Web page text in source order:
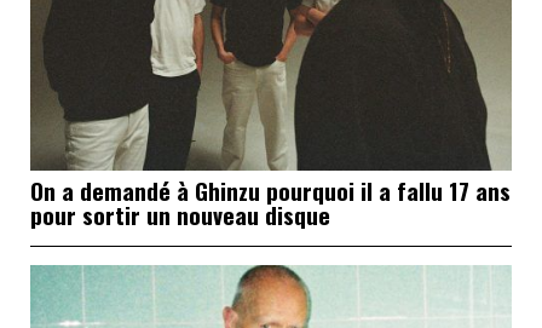
On a demandé à Ghinzu pourquoi il a fallu 17 ans
pour sortir un nouveau disque